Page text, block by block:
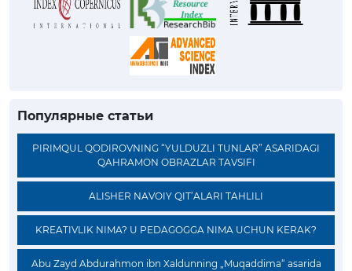
Популярные статьи
PIRIMQUL QODIROVNING “YULDUZLI TUNLAR” ASARIDAGI
QAHRAMON OBRAZLAR TAVSIFI
ALISHER NAVOIY QIT’ALARI TAHLILI
KREATIVLIK NIMA? U PEDAGOGGA NIMA UCHUN KERAK?
Abu Zayd Abdurahmon ibn Xaldunning „Muqaddima“ asarida